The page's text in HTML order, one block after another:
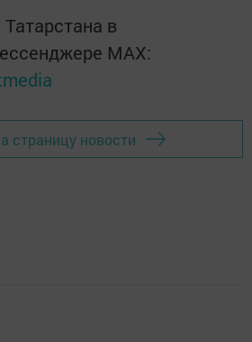
в
MАХ:
страницу новости